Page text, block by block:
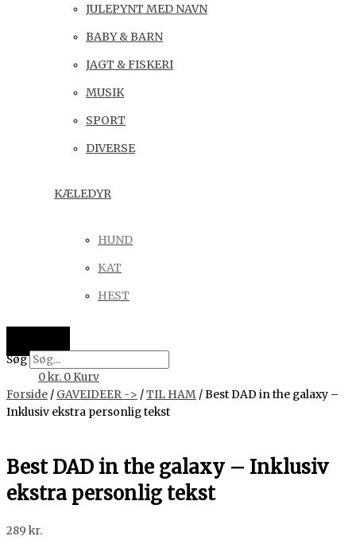
JULEPYNT MED NAVN
BABY & BARN
JAGT & FISKERI
MUSIK
SPORT
DIVERSE
KÆLEDYR
HUND
KAT
HEST
Søg
0kr. 0 Kurv
Forside / GAVEIDEER -> /TIL HAM / Best DAD in the galaxy –
Inklusiv ekstra personlig tekst
Best DAD in the galaxy – Inklusiv
ekstra personlig tekst
289 kr.